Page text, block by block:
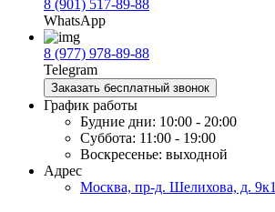
8 (901) 517-89-88
WhatsApp
8 (977) 978-89-88
Telegram
Заказать бесплатный звонок
График работы
Будние дни: 10:00 - 20:00
Суббота: 11:00 - 19:00
Воскресенье: выходной
Адрес
Москва, пр-д. Шелихова, д. 9к1